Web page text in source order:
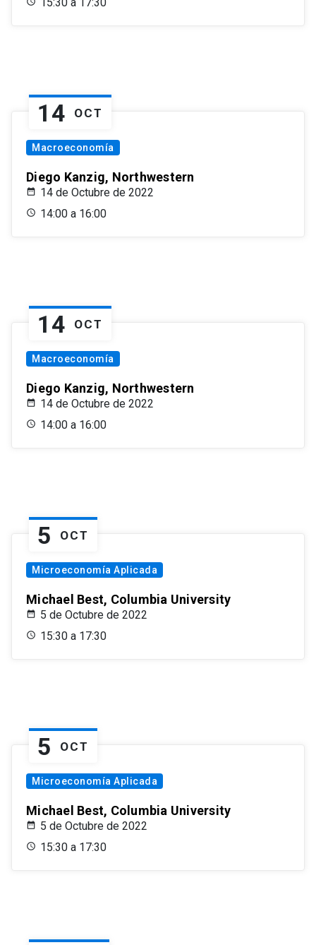
14 OCT
Macroeconomía
Diego Kanzig, Northwestern
14 de Octubre de 2022
14:00 a 16:00
14 OCT
Macroeconomía
Diego Kanzig, Northwestern
14 de Octubre de 2022
14:00 a 16:00
5 OCT
Microeconomía Aplicada
Michael Best, Columbia University
5 de Octubre de 2022
15:30 a 17:30
5 OCT
Microeconomía Aplicada
Michael Best, Columbia University
5 de Octubre de 2022
15:30 a 17:30